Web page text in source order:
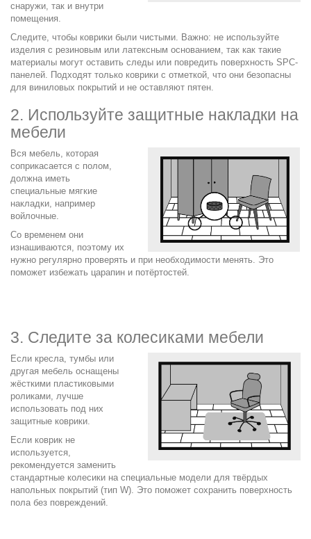
снаружи, так и внутри
помещения.
Следите, чтобы коврики были чистыми. Важно: не используйте
изделия с резиновым или латексным основанием, так как такие
материалы могут оставить следы или повредить поверхность SPC-
панелей. Подходят только коврики с отметкой, что они безопасны
для виниловых покрытий и не оставляют пятен.
2. Используйте защитные накладки на
мебели
Вся мебель, которая
соприкасается с полом,
должна иметь
специальные мягкие
накладки, например
войлочные.
Со временем они
изнашиваются, поэтому их
нужно регулярно проверять и при необходимости менять. Это
поможет избежать царапин и потёртостей.
3. Следите за колесиками мебели
Если кресла, тумбы или
другая мебель оснащены
жёсткими пластиковыми
роликами, лучше
использовать под них
защитные коврики.
Если коврик не
используется,
рекомендуется заменить
стандартные колесики на специальные модели для твёрдых
напольных покрытий (тип W). Это поможет сохранить поверхность
пола без повреждений.